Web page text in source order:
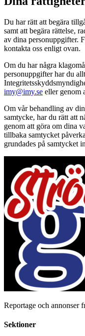
Du har rätt att begära
samt att begära rättelse,
av dina personuppgifter.
kontakta oss enligt ovan.
Om du har några
personuppgifter har du
imy@imy.se eller genom
Om vår behandling av
samtycke, har du rätt att
genom att göra om dina
tillbaka samtycket
grundades på samtycket
Reportage och annonser
Sektioner